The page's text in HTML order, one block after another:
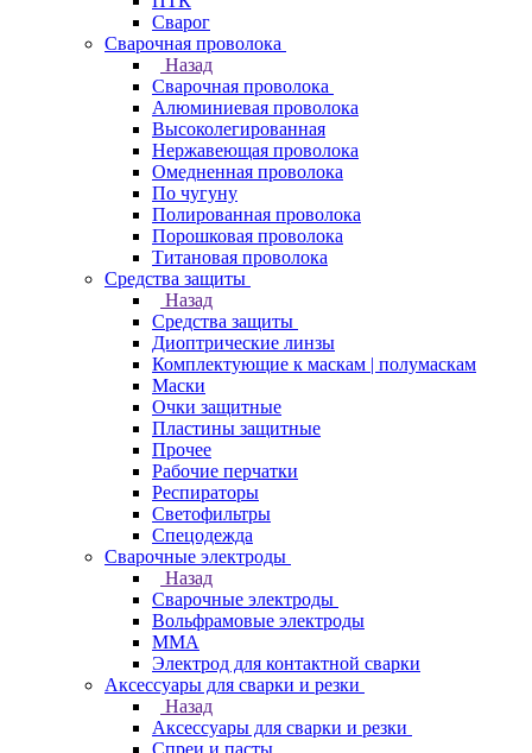
Сварог
Сварочная проволока
Назад
Сварочная проволока
Алюминиевая проволока
Высоколегированная
Нержавеющая проволока
Омедненная проволока
По чугуну
Полированная проволока
Порошковая проволока
Титановая проволока
Средства защиты
Назад
Средства защиты
Диоптрические линзы
Комплектующие к маскам | полумаскам
Маски
Очки защитные
Пластины защитные
Прочее
Рабочие перчатки
Респираторы
Светофильтры
Спецодежда
Сварочные электроды
Назад
Сварочные электроды
Вольфрамовые электроды
ММА
Электрод для контактной сварки
Аксессуары для сварки и резки
Назад
Аксессуары для сварки и резки
Спреи и пасты